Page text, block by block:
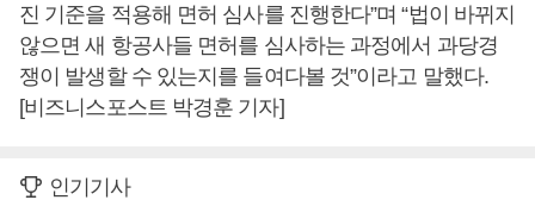
진 기준을 적용해 면허 심사를 진행한다”며 “법이 바뀌지
않으면 새 항공사들 면허를 심사하는 과정에서 과당경
쟁이 발생할 수 있는지를 들여다볼 것”이라고 말했다.
[비즈니스포스트 박경훈 기자]
인기기사